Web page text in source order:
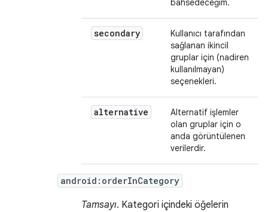
bahsedeceğim.
secondary
Kullanıcı tarafından
sağlanan ikincil
gruplar için (nadiren
kullanılmayan)
seçenekleri.
alternative
Alternatif işlemler
olan gruplar için o
anda görüntülenen
verilerdir.
android:orderInCategory
Tamsayı. Kategori içindeki öğelerin